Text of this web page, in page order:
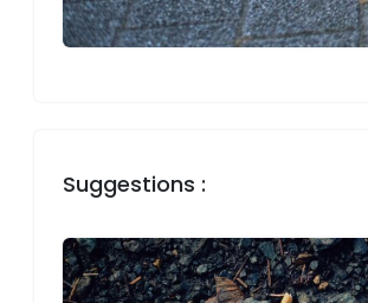
Suggestions :